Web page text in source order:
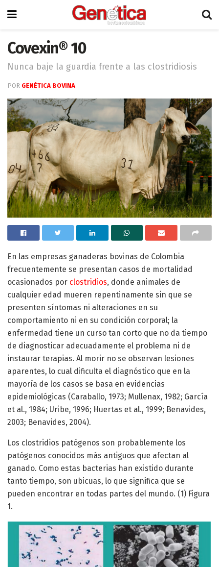
Covexin® 10
Nunca baje la guardia frente a las clostridiosis
POR GENÉTICA BOVINA
En las empresas ganaderas bovinas de Colombia
frecuentemente se presentan casos de mortalidad
ocasionados por clostridios, donde animales de
cualquier edad mueren repentinamente sin que se
presenten síntomas ni alteraciones en su
comportamiento ni en su condición corporal; la
enfermedad tiene un curso tan corto que no da tiempo
de diagnosticar adecuadamente el problema ni de
instaurar terapias. Al morir no se observan lesiones
aparentes, lo cual dificulta el diagnóstico que en la
mayoría de los casos se basa en evidencias
epidemiológicas (Caraballo, 1973; Mullenax, 1982; García
et al., 1984; Uribe, 1996; Huertas et al., 1999; Benavides,
2003; Benavides, 2004).
Los clostridios patógenos son probablemente los
patógenos conocidos más antiguos que afectan al
ganado. Como estas bacterias han existido durante
tanto tiempo, son ubicuas, lo que significa que se
pueden encontrar en todas partes del mundo. (1) Figura
1.